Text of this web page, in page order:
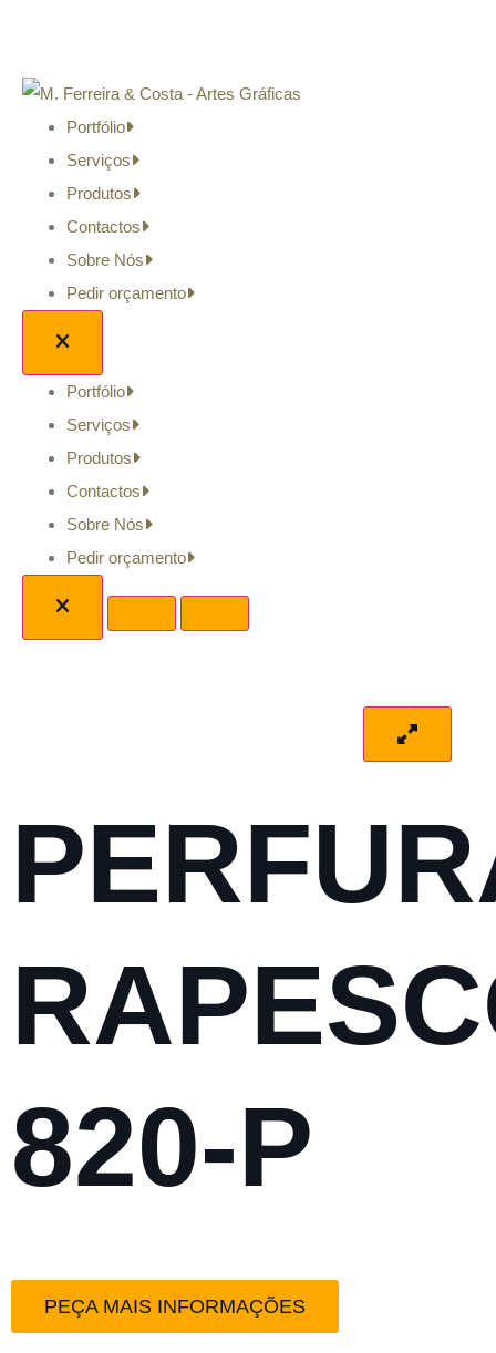
Portfólio
Serviços
Produtos
Contactos
Sobre Nós
Pedir orçamento
Portfólio
Serviços
Produtos
Contactos
Sobre Nós
Pedir orçamento
820-P
PEÇA MAIS INFORMAÇÕES